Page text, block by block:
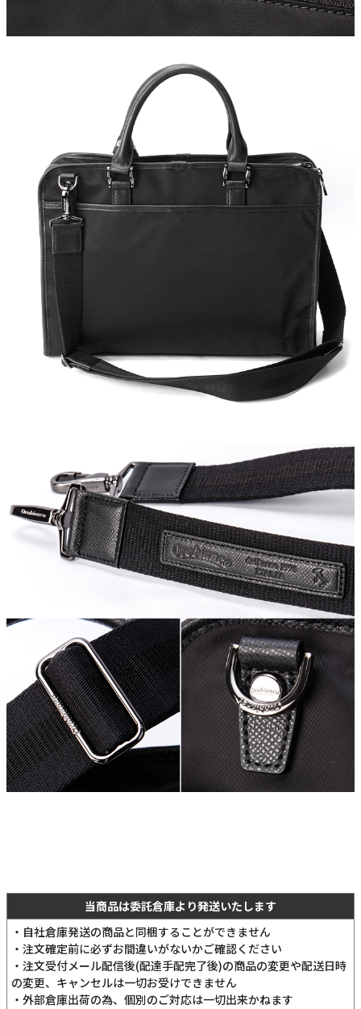
当商品は委託倉庫より発送いたします
・自社倉庫発送の商品と同梱することができません
・注文確定前に必ずお間違いがないかご確認ください
・注文受付メール配信後(配達手配完了後)の商品の変更や配送日時
の変更、キャンセルは一切お受けできません
・外部倉庫出荷の為、個別のご対応は一切出来かねます